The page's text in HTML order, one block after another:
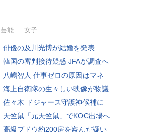
芸能 女子
俳優の及川光博が結婚を発表
韓国の審判接待疑惑 JFAが調査へ
八嶋智人 仕事ゼロの原因はマネ
海上自衛隊の生々しい映像が物議
佐々木 ドジャース守護神候補に
天竺鼠「元天竺鼠」でKOC出場へ
高級ブドウ約200房を盗んだ疑い